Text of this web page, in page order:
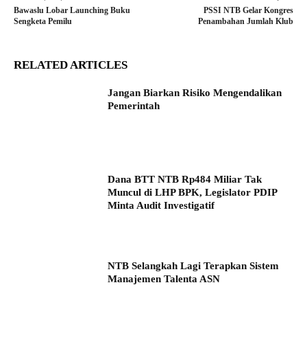
Bawaslu Lobar Launching Buku
Sengketa Pemilu
PSSI NTB Gelar Kongres
Penambahan Jumlah Klub
RELATED ARTICLES
Jangan Biarkan Risiko Mengendalikan
Pemerintah
Dana BTT NTB Rp484 Miliar Tak
Muncul di LHP BPK, Legislator PDIP
Minta Audit Investigatif
NTB Selangkah Lagi Terapkan Sistem
Manajemen Talenta ASN